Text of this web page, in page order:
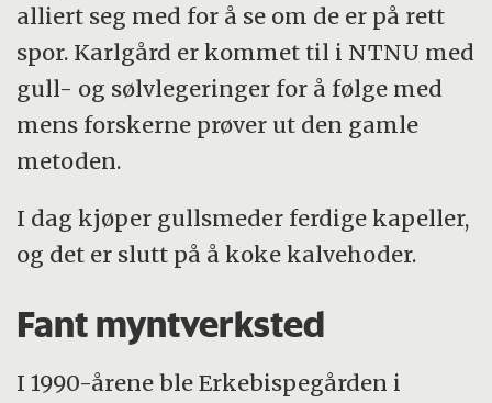
alliert seg med for å se om de er på rett
spor. Karlgård er kommet til i NTNU med
gull- og sølvlegeringer for å følge med
mens forskerne prøver ut den gamle
metoden.
I dag kjøper gullsmeder ferdige kapeller,
og det er slutt på å koke kalvehoder.
Fant myntverksted
I 1990-årene ble Erkebispegården i